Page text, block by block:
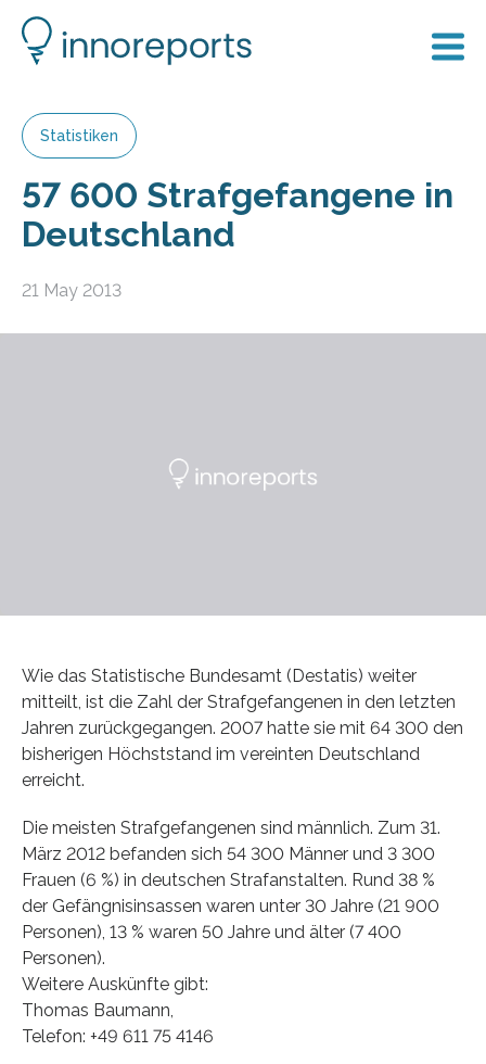
Statistiken
57 600 Strafgefangene in
Deutschland
21 May 2013
Wie das Statistische Bundesamt (Destatis) weiter
mitteilt, ist die Zahl der Strafgefangenen in den letzten
Jahren zurückgegangen. 2007 hatte sie mit 64 300 den
bisherigen Höchststand im vereinten Deutschland
erreicht.
Die meisten Strafgefangenen sind männlich. Zum 31.
März 2012 befanden sich 54 300 Männer und 3 300
Frauen (6 %) in deutschen Strafanstalten. Rund 38 %
der Gefängnisinsassen waren unter 30 Jahre (21 900
Personen), 13 % waren 50 Jahre und älter (7 400
Personen).
Weitere Auskünfte gibt:
Thomas Baumann,
Telefon: +49 611 75 4146